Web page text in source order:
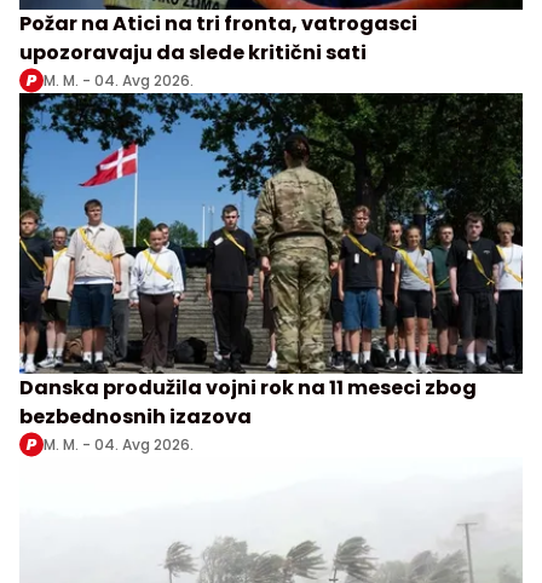
Požar na Atici na tri fronta, vatrogasci
upozoravaju da slede kritični sati
M. M. - 04. Avg 2026.
Danska produžila vojni rok na 11 meseci zbog
bezbednosnih izazova
M. M. - 04. Avg 2026.